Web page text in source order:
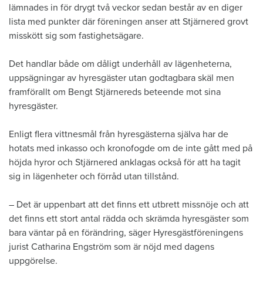
lämnades in för drygt två veckor sedan består av en diger
lista med punkter där föreningen anser att Stjärnered grovt
misskött sig som fastighetsägare.
Det handlar både om dåligt underhåll av lägenheterna,
uppsägningar av hyresgäster utan godtagbara skäl men
framförallt om Bengt Stjärnereds beteende mot sina
hyresgäster.
Enligt flera vittnesmål från hyresgästerna själva har de
hotats med inkasso och kronofogde om de inte gått med på
höjda hyror och Stjärnered anklagas också för att ha tagit
sig in lägenheter och förråd utan tillstånd.
– Det är uppenbart att det finns ett utbrett missnöje och att
det finns ett stort antal rädda och skrämda hyresgäster som
bara väntar på en förändring, säger Hyresgästföreningens
jurist Catharina Engström som är nöjd med dagens
uppgörelse.